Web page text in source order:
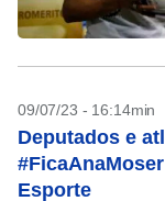
09/07/23 - 16:14min
Deputados e
Esporte